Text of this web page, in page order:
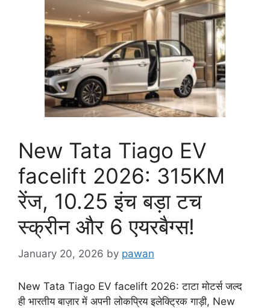
New Tata Tiago EV
facelift 2026: 315KM
रेंज, 10.25 इंच बड़ा टच
स्क्रीन और 6 एयरबैग्स!
January 20, 2026 by pawan
New Tata Tiago EV facelift 2026: टाटा मोटर्स जल्द
ही भारतीय बाज़ार में अपनी लोकप्रिय इलेक्ट्रिक गाड़ी, New